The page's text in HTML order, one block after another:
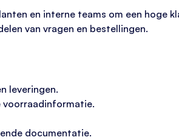
en interne teams om een hoge
van vragen en bestellingen.
leveringen.
voorraadinformatie.
documentatie.